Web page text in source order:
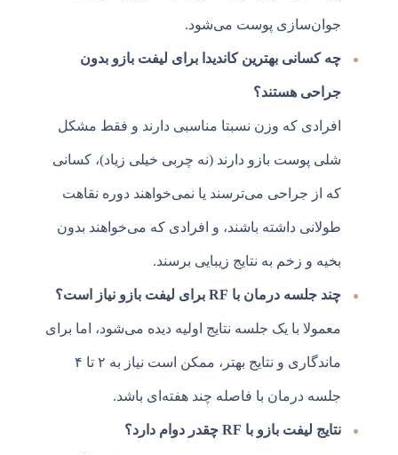
جوان‌سازی پوست می‌شود.
چه کسانی بهترین کاندیدا برای لیفت بازو بدون
جراحی هستند؟
افرادی که وزن نسبتا مناسبی دارند و فقط مشکل
شلی پوست بازو دارند (نه چربی خیلی زیاد)، کسانی
که از جراحی می‌ترسند یا نمی‌خواهند دوره نقاهت
طولانی داشته باشند، و افرادی که می‌خواهند بدون
بخیه و زخم به نتایج زیبایی برسند.
چند جلسه درمان با RF برای لیفت بازو نیاز است؟
معمولا با یک جلسه نتایج اولیه دیده می‌شود، اما برای
ماندگاری و نتایج بهتر، ممکن است نیاز به ۲ تا ۴
جلسه درمان با فاصله چند هفته‌ای باشد.
نتایج لیفت بازو با RF چقدر دوام دارد؟